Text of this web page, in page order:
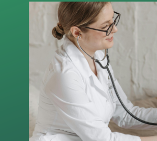
Pracownie i Zakłady Pacjent